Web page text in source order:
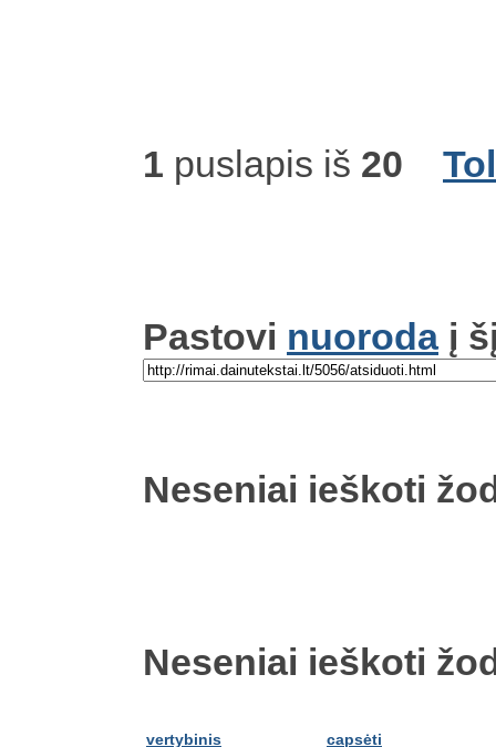
1 puslapis iš 20
Pastovi nuorodaį
Neseniai ieškoti
Neseniai ieškoti
vertybinis capsėti